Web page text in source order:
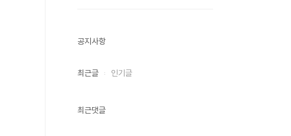
공지사항
최근글 인기글
최근댓글